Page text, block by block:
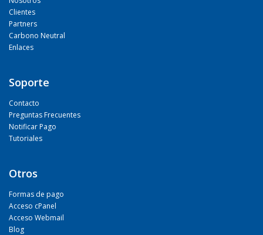
Clientes
Partners
Carbono Neutral
Enlaces
Soporte
Contacto
Preguntas Frecuentes
Notificar Pago
Tutoriales
Otros
Formas de pago
Acceso cPanel
Acceso Webmail
Blog